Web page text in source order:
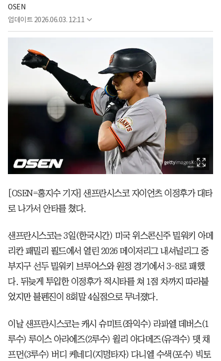
OSEN
업데이트 2026.06.03. 12:11
[OSEN=홍지수 기자] 샌프란시스코 자이언츠 이정후가 대타
로 나가서 안타를 쳤다.
샌프란시스코는 3일(한국시간) 미국 위스콘신주 밀워키 아메
리칸 패밀리 필드에서 열린 2026 메이저리그 내셔널리그 중
부지구 선두 밀워키 브루어스와 원정 경기에서 3-8로 패했
다. 뒤늦게 투입한 이정후가 적시타를 쳐 1점 차까지 따라붙
었지만 불펜진이 8회말 4실점으로 무너졌다.
이날 샌프란시스코는 캐시 슈미트(좌익수) 라파엘 데버스(1
루수) 루이스 아라에즈(2루수) 윌리 아다메즈(유격수) 맷 채
프먼(3루수) 버디 케네디(지명타자) 다니엘 수색(포수) 빅토